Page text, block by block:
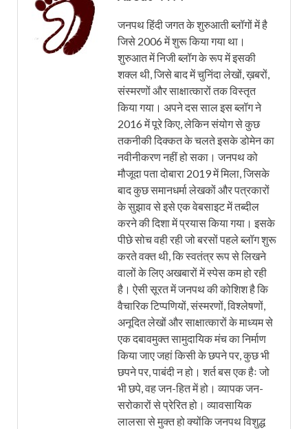
जनपथ हिंदी जगत के शुरुआती ब्लॉगों में है
जिसे 2006 में शुरू किया गया था।
शुरुआत में निजी ब्लॉग के रूप में इसकी
शक्ल थी, जिसे बाद में चुनिंदा लेखों, ख़बरों,
संस्मरणों और साक्षात्कारों तक विस्तृत
किया गया। अपने दस साल इस ब्लॉग ने
2016 में पूरे किए, लेकिन संयोग से कुछ
तकनीकी दिक्कत के चलते इसके डोमेन का
नवीनीकरण नहीं हो सका। जनपथ को
मौजूदा पता दोबारा 2019 में मिला, जिसके
बाद कुछ समानधर्मा लेखकों और पत्रकारों
के सुझाव से इसे एक वेबसाइट में तब्दील
करने की दिशा में प्रयास किया गया। इसके
पीछे सोच वही रही जो बरसों पहले ब्लॉग शुरू
करते वक्त थी, कि स्वतंत्र रूप से लिखने
वालों के लिए अखबारों में स्पेस कम हो रही
है। ऐसी सूरत में जनपथ की कोशिश है कि
वैचारिक टिप्पणियों, संस्मरणों, विश्लेषणों,
अनूदित लेखों और साक्षात्कारों के माध्यम से
एक दबावमुक्त सामुदायिक मंच का निर्माण
किया जाए जहां किसी के छपने पर, कुछ भी
छपने पर, पाबंदी न हो। शर्त बस एक हैः जो
भी छपे, वह जन-हित में हो। व्यापक जन-
सरोकारों से प्रेरित हो। व्यावसायिक
लालसा से मुक्त हो क्योंकि जनपथ विशुद्ध